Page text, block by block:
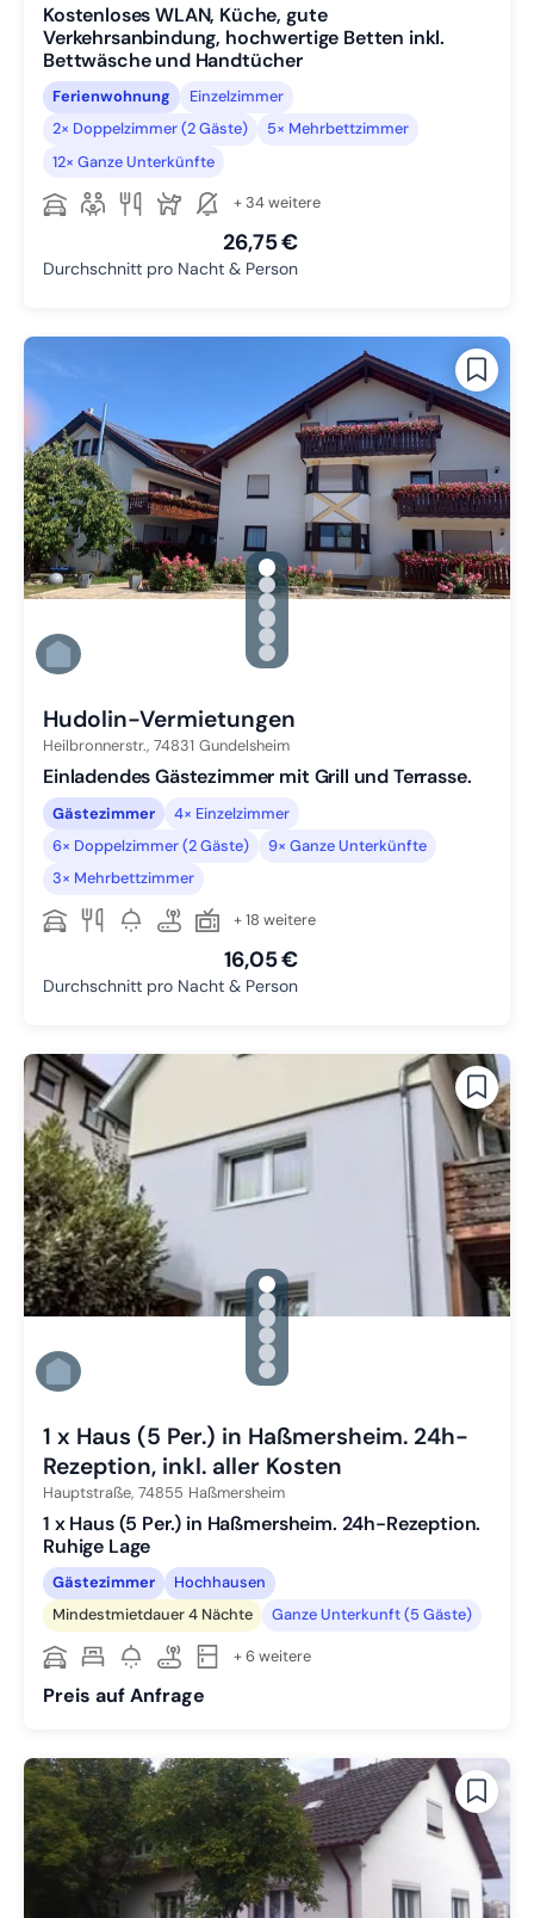
Kostenloses WLAN, Küche, gute
Verkehrsanbindung, hochwertige Betten inkl.
Bettwäsche und Handtücher
Ferienwohnung
Einzelzimmer
2× Doppelzimmer (2 Gäste)
5× Mehrbettzimmer
12× Ganze Unterkünfte
+ 34 weitere
26,75 €
Durchschnitt pro Nacht & Person
gallery.slide_selector
Zu Slide 1 wechseln
Zu Slide 2 wechseln
Zu Slide 3 wechseln
Zu Slide 4 wechseln
Zu Slide 5 wechseln
Zu Slide 6 wechseln
Hudolin-Vermietungen
Heilbronnerstr., 74831 Gundelsheim
Einladendes Gästezimmer mit Grill und Terrasse.
Gästezimmer
4× Einzelzimmer
6× Doppelzimmer (2 Gäste)
9× Ganze Unterkünfte
3× Mehrbettzimmer
+ 18 weitere
16,05 €
Durchschnitt pro Nacht & Person
gallery.slide_selector
Zu Slide 1 wechseln
Zu Slide 2 wechseln
Zu Slide 3 wechseln
Zu Slide 4 wechseln
Zu Slide 5 wechseln
Zu Slide 6 wechseln
1 x Haus (5 Per.) in Haßmersheim. 24h-
Rezeption, inkl. aller Kosten
Hauptstraße, 74855 Haßmersheim
1 x Haus (5 Per.) in Haßmersheim. 24h-Rezeption.
Ruhige Lage
Gästezimmer
Hochhausen
Mindestmietdauer 4 Nächte
Ganze Unterkunft (5 Gäste)
+ 6 weitere
Preis auf Anfrage